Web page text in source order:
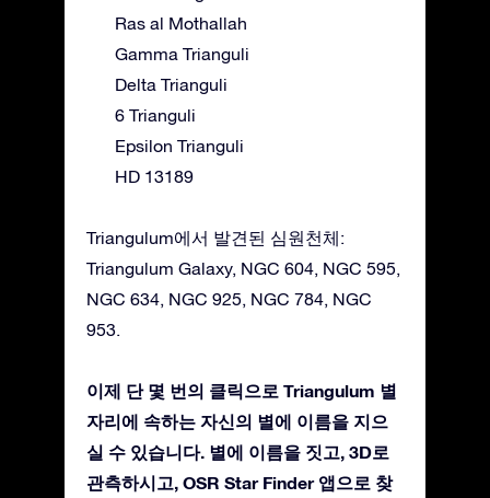
Ras al Mothallah
Gamma Trianguli
Delta Trianguli
6 Trianguli
Epsilon Trianguli
HD 13189
Triangulum에서 발견된 심원천체:
Triangulum Galaxy, NGC 604, NGC 595,
NGC 634, NGC 925, NGC 784, NGC
953.
이제 단 몇 번의 클릭으로 Triangulum 별
자리에 속하는 자신의 별에 이름을 지으
실 수 있습니다. 별에 이름을 짓고, 3D로
관측하시고, OSR Star Finder 앱으로 찾